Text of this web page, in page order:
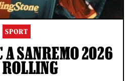
SPORT
A SANREMO 2026
ROLLING